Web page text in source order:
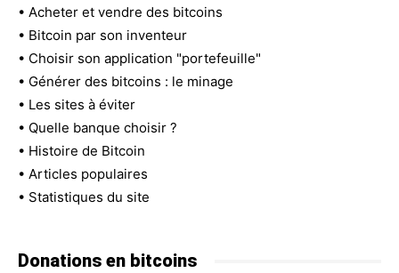
• Acheter et vendre des bitcoins
• Bitcoin par son inventeur
• Choisir son application "portefeuille"
• Générer des bitcoins : le minage
• Les sites à éviter
• Quelle banque choisir ?
• Histoire de Bitcoin
• Articles populaires
• Statistiques du site
Donations en bitcoins